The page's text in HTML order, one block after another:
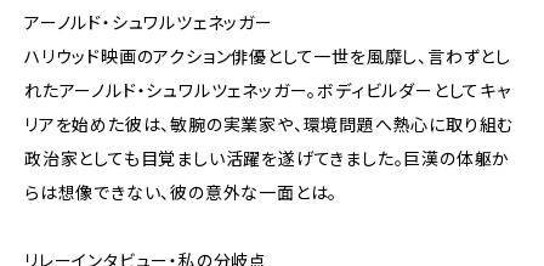
アーノルド・シュワルツェネッガー
ハリウッド映画のアクション俳優として一世を風靡し、言わずとし
れたアーノルド・シュワルツェネッガー。ボディビルダーとしてキャ
リアを始めた彼は、敏腕の実業家や、環境問題へ熱心に取り組む
政治家としても目覚ましい活躍を遂げてきました。巨漢の体躯か
らは想像できない、彼の意外な一面とは。
リレーインタビュー・私の分岐点